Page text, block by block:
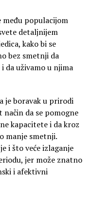
među populacijom
detaljnijem
kako bi se
bez smetnji da
da uživamo u njima
je boravak u prirodi
da se pomogne
kapacitete i da kroz
manje smetnji.
i što veće izlaganje
jer može znatno
i afektivni